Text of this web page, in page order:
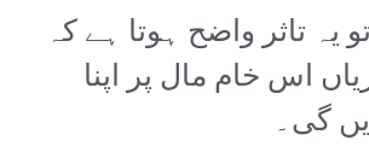
تاثر واضح ہوتا ہے کہ
اس خام مال پر اپنا
گی۔